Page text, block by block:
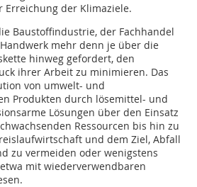
Erreichung der Klimaziele.
Baustoffindustrie, der Fachhandel
mehr denn je über die
hinweg gefordert, den
ihrer Arbeit zu minimieren. Das
von umwelt- und
Produkten durch lösemittel- und
Lösungen über den Einsatz
Ressourcen bis hin zu
und dem Ziel, Abfall
zu vermeiden oder wenigstens
mit wiederverwendbaren